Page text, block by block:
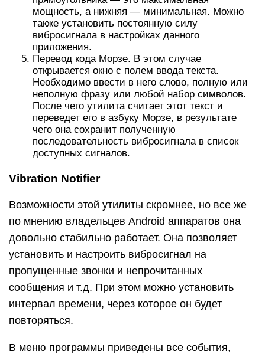
вибрации. Причем она позволяет выбирать для
них тип вибросигнала, его силу и время
повторения.
Каким образом реализована
функция вибрации в телефоне
Сегодня во всех устройствах встроена функция